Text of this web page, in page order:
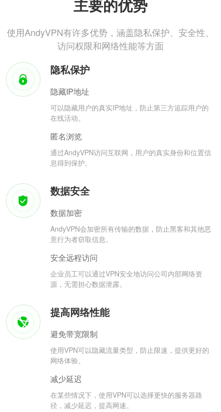
主要的优势
使用AndyVPN有许多优势，涵盖隐私保护、安全性、
访问权限和网络性能等方面
隐私保护
隐藏IP地址
可以隐藏用户的真实IP地址，防止第三方追踪用户的
在线活动。
匿名浏览
通过AndyVPN访问互联网，用户的真实身份和位置信
息得到保护。
数据安全
数据加密
AndyVPN会加密所有传输的数据，防止黑客和其他恶
意行为者窃取信息。
安全远程访问
企业员工可以通过VPN安全地访问公司内部网络资
源，无需担心数据泄露。
提高网络性能
避免带宽限制
使用VPN可以隐藏流量类型，防止限速，提供更好的
网络体验。
减少延迟
在某些情况下，使用VPN可以选择更快的服务器路
径，减少延迟，提高网速。